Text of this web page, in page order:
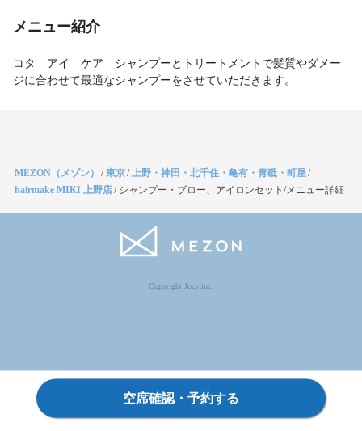
メニュー紹介
コタ アイ ケア シャンプーとトリートメントで髪質やダメー
ジに合わせて最適なシャンプーをさせていただきます。
MEZON（メゾン） /東京/上野・神田・北千住・亀有・青砥・町屋/
hairmake MIKI 上野店/ シャンプー・ブロー、アイロンセット/メニュー詳細
Copyright Jocy inc.
空席確認・予約する